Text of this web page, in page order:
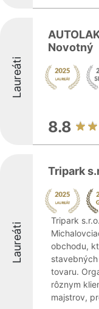
Laureáti
Novotný
8.8
Laureáti
Tripark
Tripark
obchodu,
tovaru.
rôznym
majstrov,